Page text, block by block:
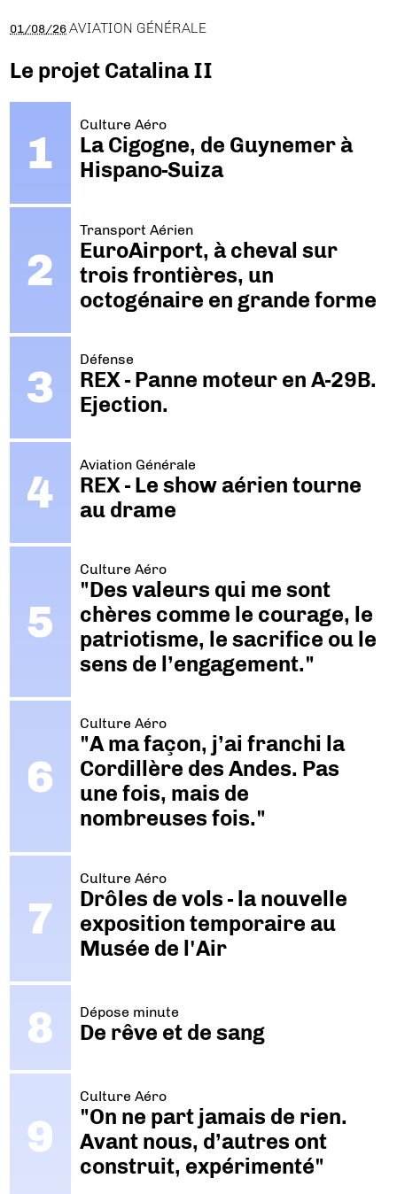
01/08/26 AVIATION GÉNÉRALE
Le projet Catalina II
Culture Aéro
La Cigogne, de Guynemer à
Hispano-Suiza
Transport Aérien
EuroAirport, à cheval sur
trois frontières, un
octogénaire en grande forme
Défense
REX - Panne moteur en A-29B.
Ejection.
Aviation Générale
REX - Le show aérien tourne
au drame
Culture Aéro
"Des valeurs qui me sont
chères comme le courage, le
patriotisme, le sacrifice ou le
sens de l’engagement."
Culture Aéro
"A ma façon, j’ai franchi la
Cordillère des Andes. Pas
une fois, mais de
nombreuses fois."
Culture Aéro
Drôles de vols - la nouvelle
exposition temporaire au
Musée de l'Air
Dépose minute
De rêve et de sang
Culture Aéro
"On ne part jamais de rien.
Avant nous, d’autres ont
construit, expérimenté"